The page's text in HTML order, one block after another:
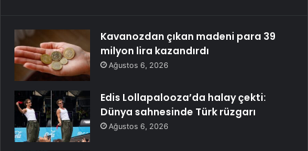
Kavanozdan çıkan madeni para 39
milyon lira kazandırdı
Ağustos 6, 2026
Edis Lollapalooza’da halay çekti:
Dünya sahnesinde Türk rüzgarı
Ağustos 6, 2026